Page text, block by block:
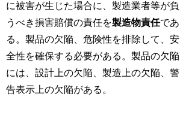
に被害が生じた場合に、製造業者等が負
うべき損害賠償の責任を製造物責任であ
る。製品の欠陥、危険性を排除して、安
全性を確保する必要がある。製品の欠陥
には、設計上の欠陥、製造上の欠陥、警
告表示上の欠陥がある。